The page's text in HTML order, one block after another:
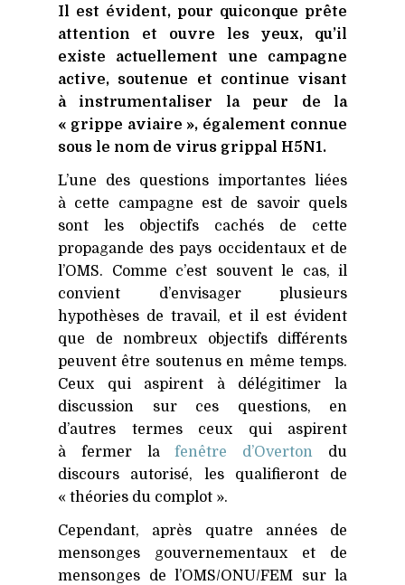
Il est évident, pour quiconque prête
attention et ouvre les yeux, qu’il
existe actuellement une campagne
active, soutenue et continue visant
à instrumentaliser la peur de la
« grippe aviaire », également connue
sous le nom de virus grippal H5N1.
L’une des questions importantes liées
à cette campagne est de savoir quels
sont les objectifs cachés de cette
propagande des pays occidentaux et de
l’OMS. Comme c’est souvent le cas, il
convient d’envisager plusieurs
hypothèses de travail, et il est évident
que de nombreux objectifs différents
peuvent être soutenus en même temps.
Ceux qui aspirent à délégitimer la
discussion sur ces questions, en
d’autres termes ceux qui aspirent
à fermer lafenêtre d’Overton
du
discours autorisé, les qualifieront de
« théories du complot ».
Cependant, après quatre années de
mensonges gouvernementaux et de
mensonges de l’OMS/ONU/FEM sur la